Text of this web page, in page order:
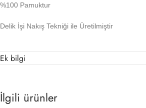
%100 Pamuktur
Delik İşi Nakış Tekniği ile Üretilmiştir
Ek bilgi
İlgili ürünler